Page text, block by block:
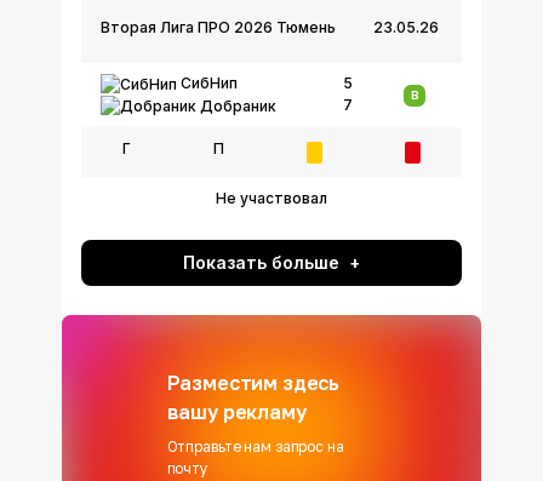
23.05.26
Вторая Лига ПРО 2026 Тюмень
СибНип
Добраник
5
7
В
Г П
Не участвовал
Показать больше
Разместим здесь
вашу рекламу
Отправьте нам запрос на
почту